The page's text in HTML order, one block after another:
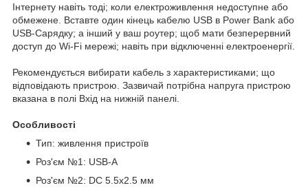
Інтернету навіть тоді; коли електроживлення недоступне або
обмежене. Вставте один кінець кабелю USB в Power Bank або
USB-Сарядку; а інший у ваш роутер; щоб мати безперервний
доступ до Wi-Fi мережі; навіть при відключенні електроенергії.
Рекомендується вибирати кабель з характеристиками; що
відповідають пристрою. Зазвичай потрібна напруга пристрою
вказана в полі Вхід на нижній панелі.
Особливості
Тип: живлення пристроїв
Роз'єм №1: USB-A
Роз'єм №2: DC 5.5x2.5 мм